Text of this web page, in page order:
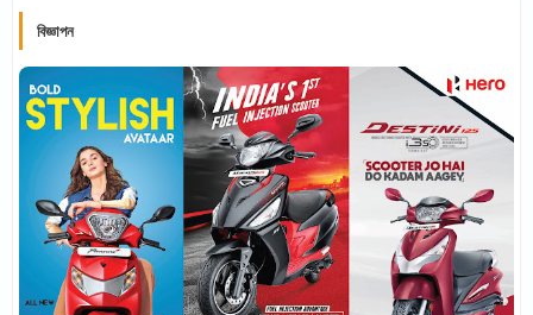
বিজ্ঞাপন